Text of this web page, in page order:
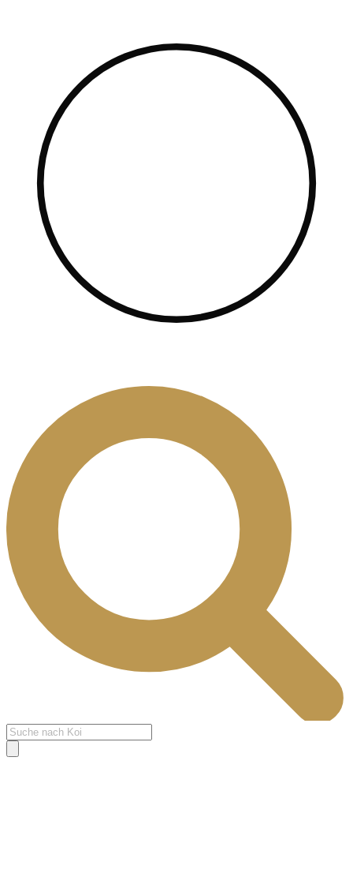
Products
search